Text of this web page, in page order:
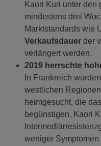
Kaori Kuri unter
mindestens drei
Marktstandards wie
Verkaufsdauer der
verlängert werden.
2019 herrschte
In Frankreich
westlichen
heimgesucht, die
begünstigen. Kaori
weniger